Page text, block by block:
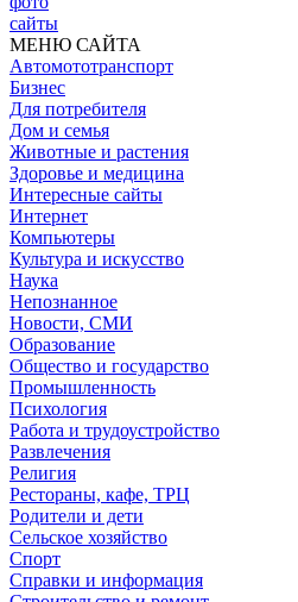
сайты
МЕНЮ САЙТА
Автомототранспорт
Бизнес
Для потребителя
Дом и семья
Животные и растения
Здоровье и медицина
Интересные сайты
Интернет
Компьютеры
Культура и искусство
Наука
Непознанное
Новости, СМИ
Образование
Общество и государство
Промышленность
Психология
Работа и трудоустройство
Развлечения
Религия
Рестораны, кафе, ТРЦ
Родители и дети
Сельское хозяйство
Спорт
Справки и информация